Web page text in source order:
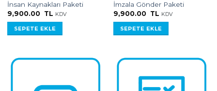
İnsan Kaynakları Paketi
9,900.00
TL KDV
SEPETE EKLE
İmzala Gönder Paketi
9,900.00
TL KDV
SEPETE EKLE